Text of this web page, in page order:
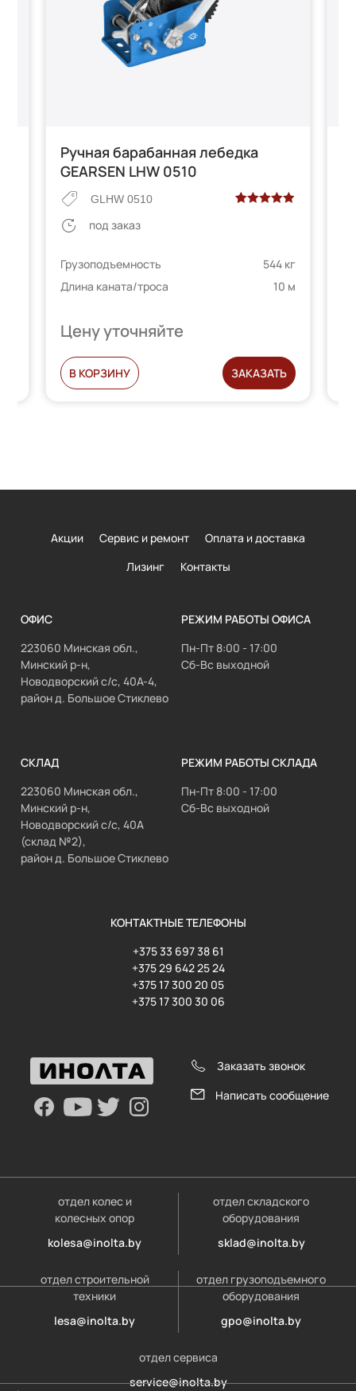
Ручная барабанная лебедка
GEARSEN LHW 0510
GLHW 0510
опроса
пользователя
под заказ
Грузоподъемность
544 кг
Длина каната/троса
10 м
Цену уточняйте
В КОРЗИНУ ЗАКАЗАТЬ
Акции Сервис и ремонт
Оплата и доставка
Лизинг
Контакты
ОФИС
223060 Минская обл.,
Минский р-н,
Новодворский с/с, 40А-4,
район д. Большое Стиклево
РЕЖИМ РАБОТЫ ОФИСА
Пн-Пт 8:00 - 17:00
Сб-Вс выходной
СКЛАД
223060 Минская обл.,
Минский р-н,
Новодворский с/с, 40А
(склад №2),
район д. Большое Стиклево
РЕЖИМ РАБОТЫ СКЛАДА
Пн-Пт 8:00 - 17:00
Сб-Вс выходной
КОНТАКТНЫЕ ТЕЛЕФОНЫ
+375 33 697 38 61
+375 29 642 25 24
+375 17 300 20 05
+375 17 300 30 06
Заказать звонок
Написать сообщение
отдел колес и
колесных опор
kolesa@inolta.by
отдел складского
оборудования
sklad@inolta.by
отдел строительной
техники
lesa@inolta.by
отдел грузоподъемного
оборудования
gpo@inolta.by
отдел сервиса
service@inolta.by